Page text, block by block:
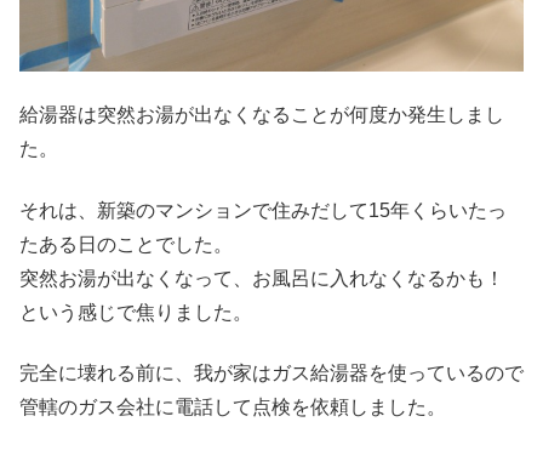
給湯器は突然お湯が出なくなることが何度か発生しまし
た。
それは、新築のマンションで住みだして15年くらいたっ
たある日のことでした。
突然お湯が出なくなって、お風呂に入れなくなるかも！
という感じで焦りました。
完全に壊れる前に、我が家はガス給湯器を使っているので
管轄のガス会社に電話して点検を依頼しました。